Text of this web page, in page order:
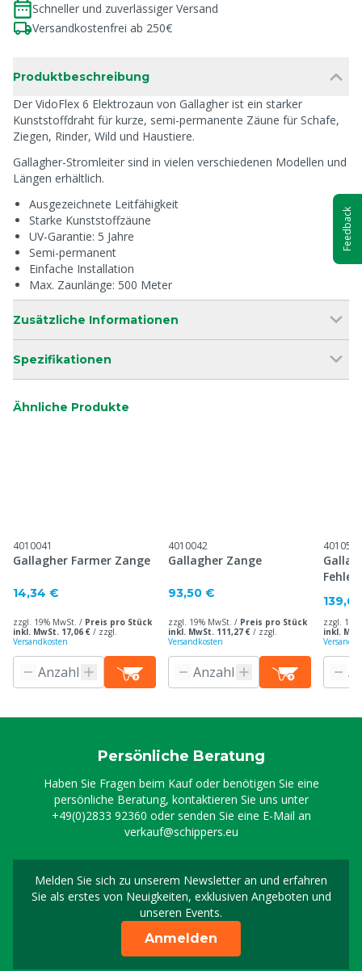
Schneller und zuverlässiger Versand
Versandkostenfrei ab 250€
Produktbeschreibung
Der VidoFlex 6 Elektrozaun von Gallagher ist ein starker
Kunststoffdraht für kurze, semi-permanente Zäune für Schafe,
Ziegen, Rinder, Wild und Haustiere.
Gallagher-Stromleiter sind in vielen verschiedenen Modellen und
Längen erhältlich.
Ausgezeichnete Leitfähigkeit
Starke Kunststoffzäune
UV-Garantie: 5 Jahre
Semi-permanent
Einfache Installation
Max. Zaunlänge: 500 Meter
Zusätzliche Informationen
Spezifikationen
Ähnliche Produkte
4010041
Gallagher Farmer Zange
14,34 €
zzgl. 19% MwSt. / Preis pro Stück
inkl. MwSt. 17,06 € / zzgl.
Versandkosten
4010042
Gallagher Zange
93,50 €
zzgl. 19% MwSt. / Preis pro Stück
inkl. MwSt. 111,27 € / zzgl.
Versandkosten
4010543
zzgl.
inkl.
Persönliche Beratung
Haben Sie Fragen beim Kauf oder benötigen Sie eine
persönliche Beratung, kontaktieren Sie uns unter
+49(0)2833 92360 oder senden Sie eine E-Mail an
verkauf@schippers.eu
Melden Sie sich zu unserem Newsletter an und erfahren
Sie als erstes von Neuigkeiten, exklusiven Angeboten und
unseren Events.
Melden Sie sich für
Anmelden
Feedback